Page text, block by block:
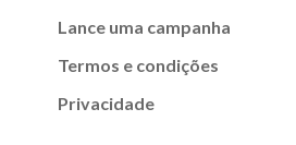
Lance uma campanha
Termos e condições
Privacidade